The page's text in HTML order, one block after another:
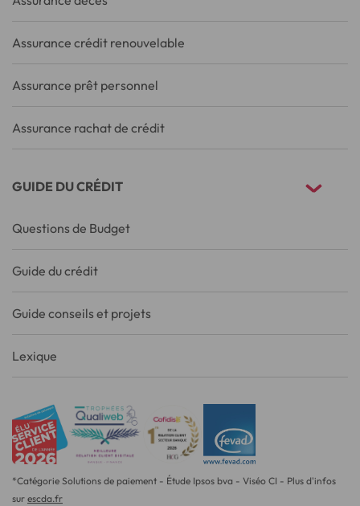
Assurance crédit renouvelable
Assurance prêt personnel
Assurance rachat de crédit
GUIDE DU CRÉDIT
Questions de Budget
Guide du crédit
Guide conseils et projets
Lexique
*Catégorie Solutions de paiement - Étude Ipsos bva - Viséo CI - Plus d'infos
sur escda.fr